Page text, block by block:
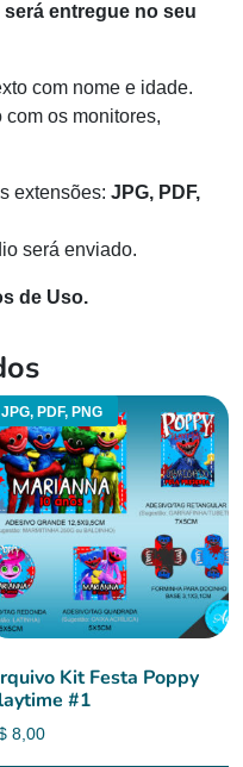
entregue no seu
com nome e idade.
os monitores,
extensões: JPG, PDF,
será enviado.
de Uso.
JPG, PDF, PNG
Kit Festa Poppy
#1
8,00